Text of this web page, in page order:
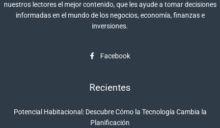
nuestros lectores el mejor contenido, que les ayude a tomar decisiones
informadas en el mundo de los negocios, economía, finanzas e
inversiones.
Facebook
Recientes
Potencial Habitacional: Descubre Cómo la Tecnología Cambia la
Planificación